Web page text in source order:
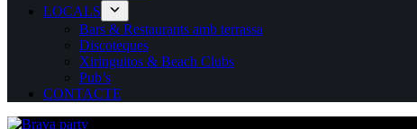
LOCALS
Bars & Restaurants amb terrassa
Discoteques
Xiringuitos & Beach Clubs
Pub’s
CONTACTE